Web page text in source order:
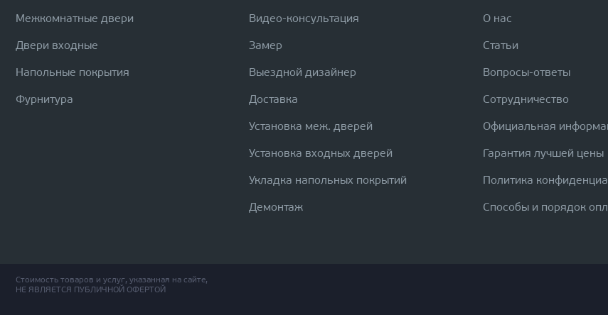
Межкомнатные двери
Двери входные
Напольные покрытия
Фурнитура
Видео-консультация
Замер
Выездной дизайнер
Доставка
Установка меж. дверей
Установка входных дверей
Укладка напольных покрытий
Демонтаж
О нас
Статьи
Вопросы-ответы
Сотрудничество
Официальная
Гарантия лучшей цены
Политика
Способы и порядок
Стоимость товаров и услуг, указанная на сайте,
НЕ ЯВЛЯЕТСЯ ПУБЛИЧНОЙ ОФЕРТОЙ